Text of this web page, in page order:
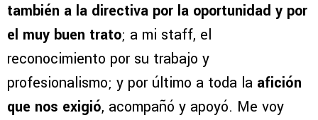
también a la directiva por la oportunidad y por
el muy buen trato; a mi staff, el
reconocimiento por su trabajo y
profesionalismo; y por último a toda la afición
que nos exigió, acompañó y apoyó. Me voy